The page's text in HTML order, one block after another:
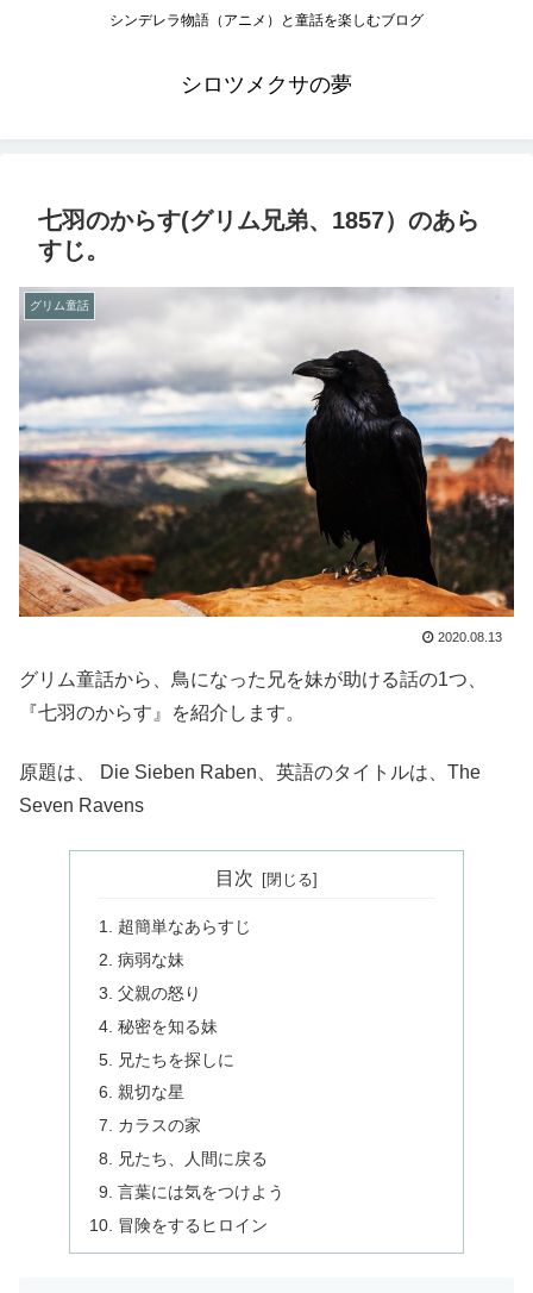
シンデレラ物語（アニメ）と童話を楽しむブログ
シロツメクサの夢
七羽のからす(グリム兄弟、1857）のあら
すじ。
グリム童話
2020.08.13
グリム童話から、鳥になった兄を妹が助ける話の1つ、
『七羽のからす』を紹介します。
原題は、 Die Sieben Raben、英語のタイトルは、The
Seven Ravens
目次
超簡単なあらすじ
病弱な妹
父親の怒り
秘密を知る妹
兄たちを探しに
親切な星
カラスの家
兄たち、人間に戻る
言葉には気をつけよう
冒険をするヒロイン